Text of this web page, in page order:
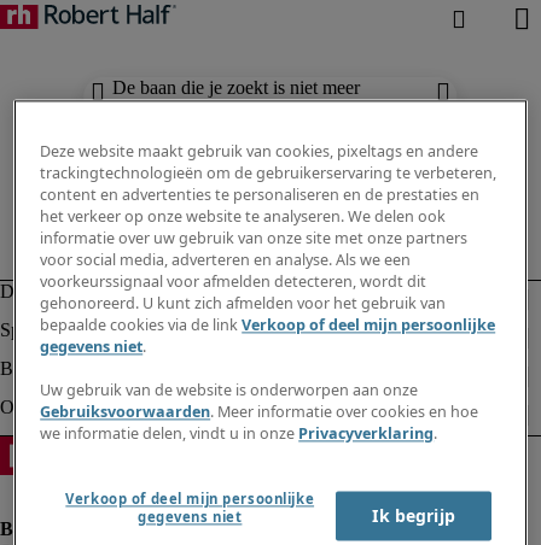
De baan die je zoekt is niet meer
beschikbaar. Zie vergelijkbare resultaten
Deze website maakt gebruik van cookies, pixeltags en andere
trackingtechnologieën om de gebruikerservaring te verbeteren,
content en advertenties te personaliseren en de prestaties en
het verkeer op onze website te analyseren. We delen ook
informatie over uw gebruik van onze site met onze partners
voor social media, adverteren en analyse. Als we een
voorkeurssignaal voor afmelden detecteren, wordt dit
gehonoreerd. U kunt zich afmelden voor het gebruik van
bepaalde cookies via de linkVerkoop of deel mijn persoonlijke
gegevens niet.
Uw gebruik van de website is onderworpen aan onze
Gebruiksvoorwaarden. Meer informatie over cookies en hoe
we informatie delen, vindt u in onze Privacyverklaring.
Verkoop of deel mijn persoonlijke
gegevens niet
Ik begrijp